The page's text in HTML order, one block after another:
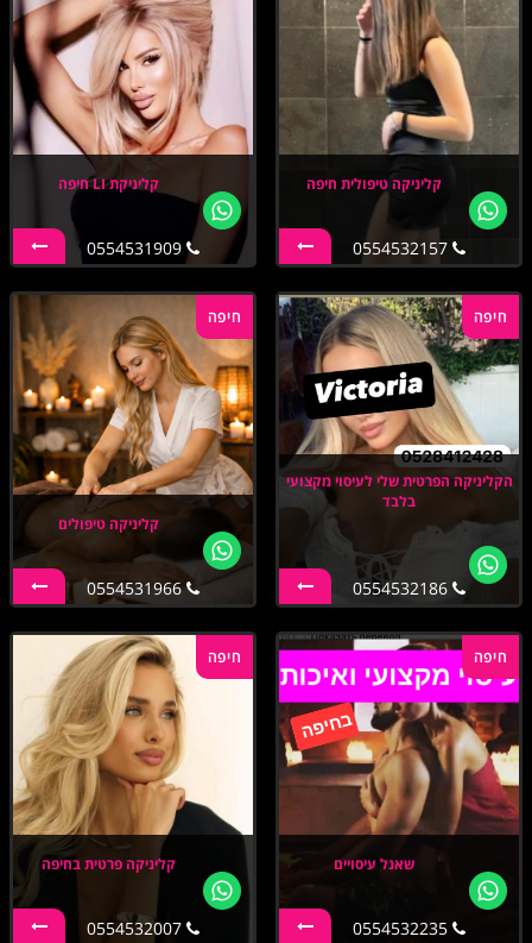
קליניקה טיפולית חיפה
0554532157
קליניקת LI חיפה
0554531909
חיפה
הקליניקה הפרטית שלי לעיסוי מקצועי
בלבד
0554532186
חיפה
קליניקה טיפולים
0554531966
חיפה
שאנל עיסויים
0554532235
חיפה
קליניקה פרטית בחיפה
0554532007